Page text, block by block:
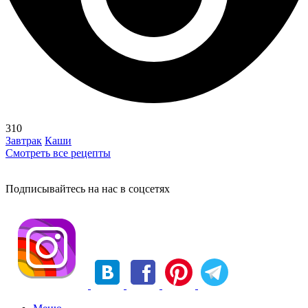
310
Завтрак Каши
Смотреть все рецепты
Подписывайтесь на нас в соцсетях